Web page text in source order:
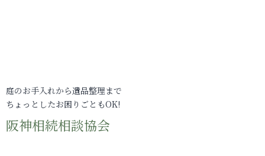
庭のお手入れから遺品整理まで
ちょっとしたお困りごともOK!
阪神相続相談協会